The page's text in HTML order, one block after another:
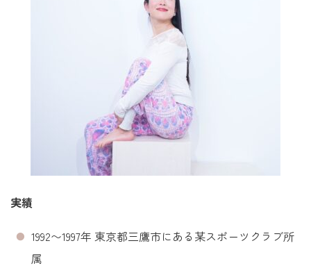
実績
1992〜1997年 東京都三鷹市にある某スポーツクラブ所
属